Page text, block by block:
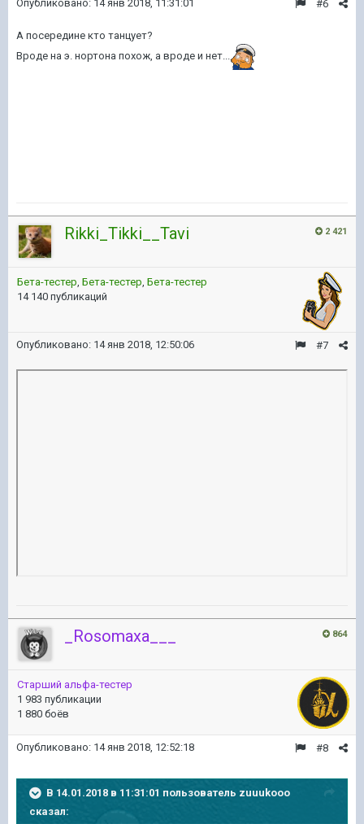
#6
Опубликовано: 14 янв 2018, 11:31:01
А посередине кто танцует?
Вроде на э. нортона похож, а вроде и нет...
2 421
Rikki_Tikki__Tavi
Бета-тестер, Бета-тестер, Бета-тестер
14 140 публикаций
#7
Опубликовано: 14 янв 2018, 12:50:06
864
_Rosomaxa___
Старший альфа-тестер
1 983 публикации
1 880 боёв
#8
Опубликовано: 14 янв 2018, 12:52:18
В 14.01.2018 в 11:31:01 пользователь zuuukooo
сказал: